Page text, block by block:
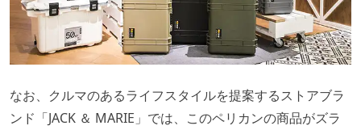
なお、クルマのあるライフスタイルを提案するストアブラ
ンド「JACK ＆ MARIE」では、このペリカンの商品がズラ